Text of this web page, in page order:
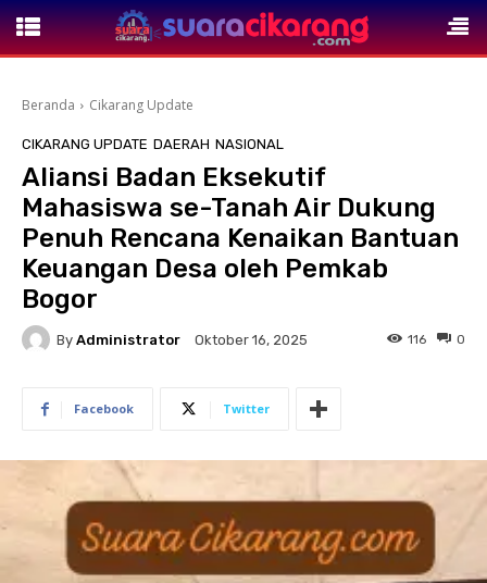
Beranda Cikarang Update
CIKARANG UPDATE DAERAH NASIONAL
Aliansi Badan Eksekutif
Mahasiswa se-Tanah Air Dukung
Penuh Rencana Kenaikan Bantuan
Keuangan Desa oleh Pemkab
Bogor
By Administrator Oktober 16, 2025 0
116
Facebook Twitter